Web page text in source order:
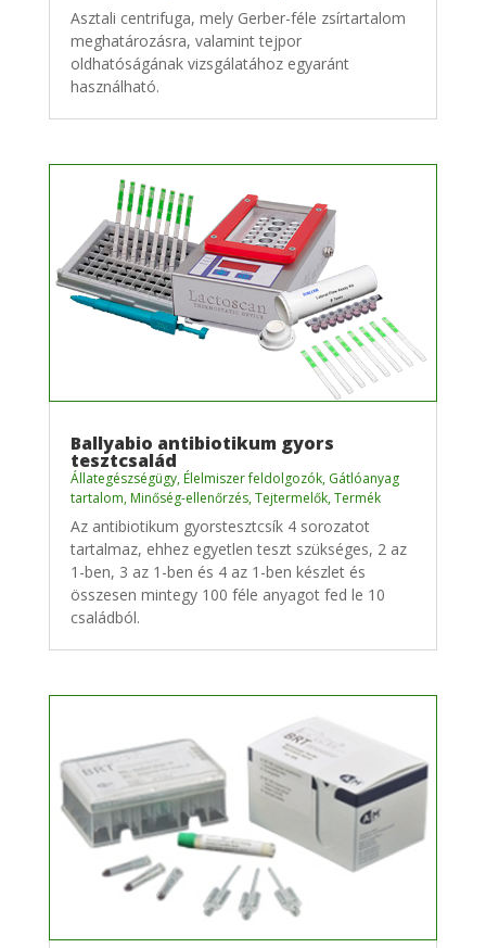
Asztali centrifuga, mely Gerber-féle zsírtartalom
meghatározásra, valamint tejpor
oldhatóságának vizsgálatához egyaránt
használható.
Ballyabio antibiotikum gyors
tesztcsalád
Állategészségügy, Élelmiszer feldolgozók, Gátlóanyag
tartalom, Minőség-ellenőrzés,Tejtermelők,Termék
Az antibiotikum gyorstesztcsík 4 sorozatot
tartalmaz, ehhez egyetlen teszt szükséges, 2 az
1-ben, 3 az 1-ben és 4 az 1-ben készlet és
összesen mintegy 100 féle anyagot fed le 10
családból.